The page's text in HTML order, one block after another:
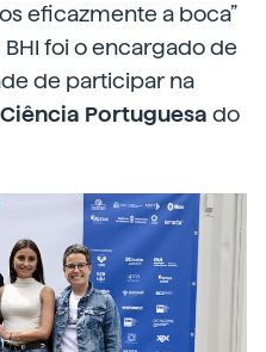
eficazmente a boca”
foi o encargado de
de participar na
Portuguesa do